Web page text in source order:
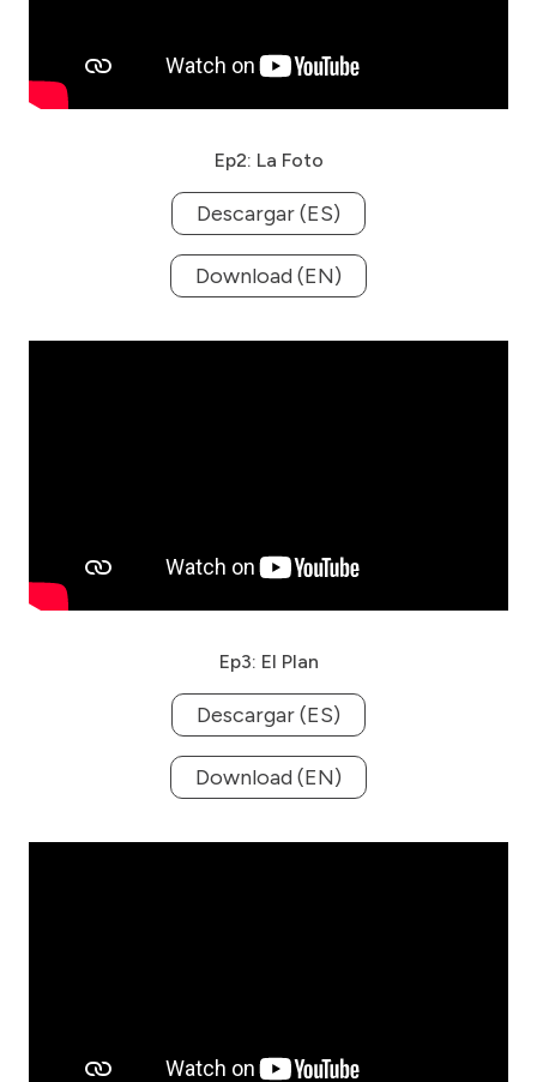
Ep2: La Foto
Descargar (ES)
Download (EN)
Ep3: El Plan
Descargar (ES)
Download (EN)